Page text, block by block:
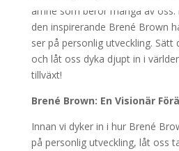
ämne som berör många av
den inspirerande Brené Brown
ser på personlig utveckling. Sätt
och låt oss dyka djupt in i
tillväxt!
Brené Brown: En Visionär
Innan vi dyker in i hur Brené
på personlig utveckling, låt oss